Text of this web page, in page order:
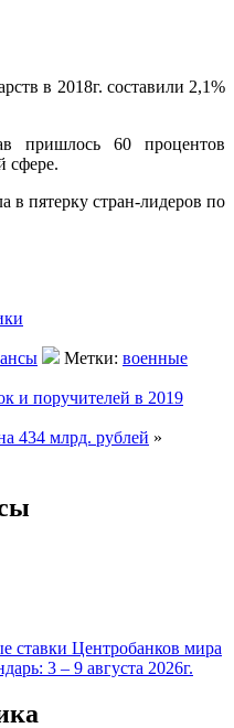
в 2018г. составили 2,1%
60 процентов
сфере.
в пятерку стран-лидеров по
Метки: военные
и поручителей в 2019
434 млрд. рублей »
ставки Центробанков мира
3 – 9 августа 2026г.